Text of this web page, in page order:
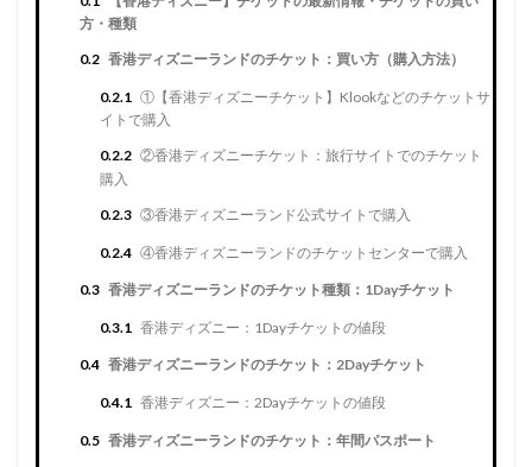
方・種類
0.2 香港ディズニーランドのチケット：買い方（購入方法）
0.2.1 ①【香港ディズニーチケット】Klookなどのチケットサ
イトで購入
0.2.2 ②香港ディズニーチケット：旅行サイトでのチケット
購入
0.2.3 ③香港ディズニーランド公式サイトで購入
0.2.4 ④香港ディズニーランドのチケットセンターで購入
0.3 香港ディズニーランドのチケット種類：1Dayチケット
0.3.1 香港ディズニー：1Dayチケットの値段
0.4 香港ディズニーランドのチケット：2Dayチケット
0.4.1 香港ディズニー：2Dayチケットの値段
0.5 香港ディズニーランドのチケット：年間パスポート